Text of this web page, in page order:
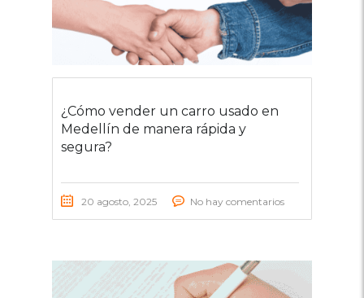
¿Cómo vender un carro usado en
Medellín de manera rápida y
segura?
20 agosto, 2025 No hay comentarios